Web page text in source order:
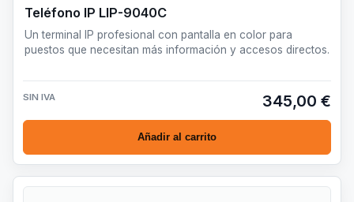
Teléfono IP LIP-9040C
Un terminal IP profesional con pantalla en color para
puestos que necesitan más información y accesos directos.
SIN IVA 345,00 €
Añadir al carrito